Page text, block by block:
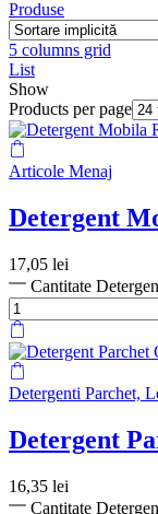
Produse
5 columns grid
List
Show
Products per page
Articole Menaj
Detergent
17,05 lei
Cantitate
Detergenti Parchet,
Detergent
16,35 lei
Cantitate